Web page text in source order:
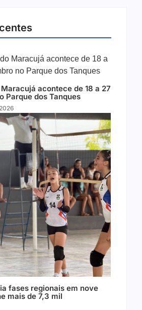
acontece de 18 a 27
Parque dos Tanques
fases regionais em nove
mais de 7,3 mil